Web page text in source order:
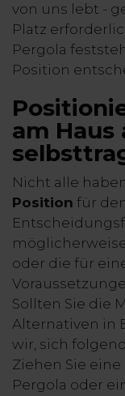
von uns lebt -
Platz
Pergola
Position
am
Nicht alle
Position für
oder die für
Sollten Sie die
Alternativen in
wir, sich
Ziehen Sie
Pergola oder